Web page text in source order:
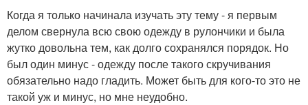
Когда я только начинала изучать эту тему - я первым
делом свернула всю свою одежду в рулончики и была
жутко довольна тем, как долго сохранялся порядок. Но
был один минус - одежду после такого скручивания
обязательно надо гладить. Может быть для кого-то это не
такой уж и минус, но мне неудобно.